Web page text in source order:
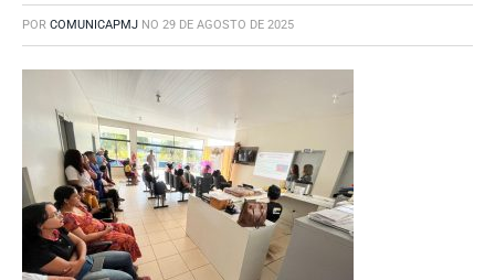
POR COMUNICAPMJ NO 29 DE AGOSTO DE 2025